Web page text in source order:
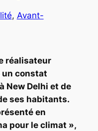
, Avant-
réalisateur
un constat
New Delhi et de
ses habitants.
en
pour le climat »,